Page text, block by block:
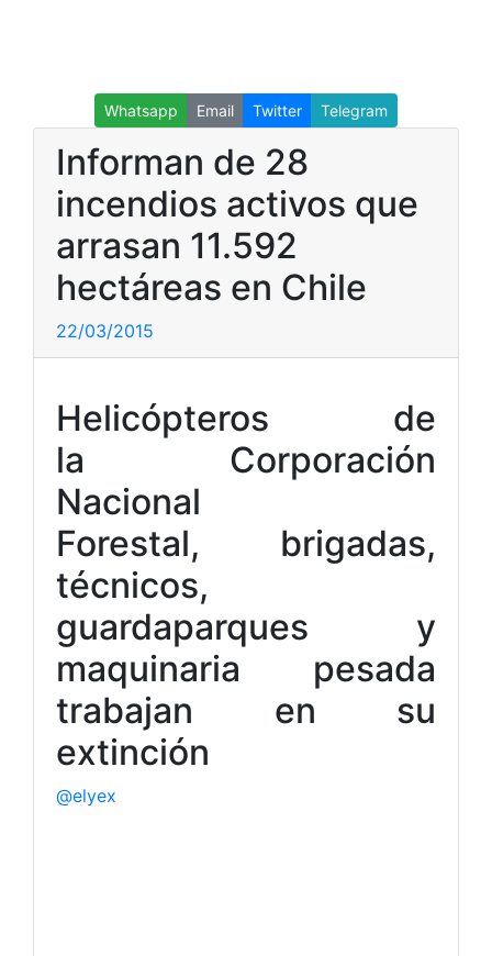
Whatsapp Email Twitter Telegram
Informan de 28
incendios activos que
arrasan 11.592
hectáreas en Chile
22/03/2015
Helicópteros de
la Corporación
Nacional
Forestal, brigadas,
técnicos,
guardaparques y
maquinaria pesada
trabajan en su
extinción
@elyex